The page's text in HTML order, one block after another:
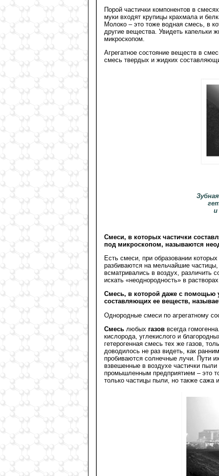
Порой частички компонентов в
муки входят крупицы крахмала и
Молоко – это тоже водная смесь, в
другие вещества. Увидеть капельки
микроскопом.
Агрегатное состояние веществ в
смесь твердых и жидких
и
Смеси, в которых частички
под микроскопом, называются
Есть смеси, при образовании
разбиваются на мельчайшие
всматривались в воздух, различить
искать «неоднородность» в
Смесь, в которой даже с помощью
составляющих ее веществ,
Однородные смеси по агрегатному
Смесь любых газов всегда
кислорода, углекислого и
гетерогенная смесь тех же газов,
доводилось не раз видеть, как
пробиваются солнечные лучи. Пути
взвешенные в воздухе частички
промышленным предприятием – это
только частицы пыли, но также сажа